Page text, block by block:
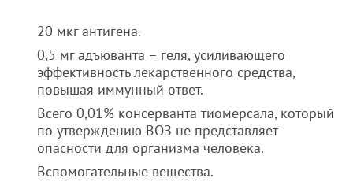
20 мкг антигена.
0,5 мг адъюванта – геля, усиливающего
эффективность лекарственного средства,
повышая иммунный ответ.
Всего 0,01% консерванта тиомерсала, который
по утверждению ВОЗ не представляет
опасности для организма человека.
Вспомогательные вещества.